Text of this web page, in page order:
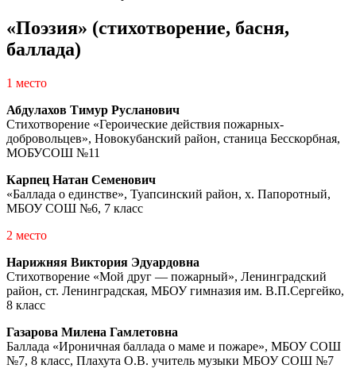
«Поэзия» (стихотворение, басня,
баллада)
1 место
Абдулахов Тимур Русланович
Стихотворение «Героические действия пожарных-
добровольцев», Новокубанский район, станица Бесскорбная,
МОБУСОШ №11
Карпец Натан Семенович
«Баллада о единстве», Туапсинский район, х. Папоротный,
МБОУ СОШ №6, 7 класс
2 место
Нарижняя Виктория Эдуардовна
Стихотворение «Мой друг — пожарный», Ленинградский
район, ст. Ленинградская, МБОУ гимназия им. В.П.Сергейко,
8 класс
Газарова Милена Гамлетовна
Баллада «Ироничная баллада о маме и пожаре», МБОУ СОШ
№7, 8 класс, Плахута О.В. учитель музыки МБОУ СОШ №7